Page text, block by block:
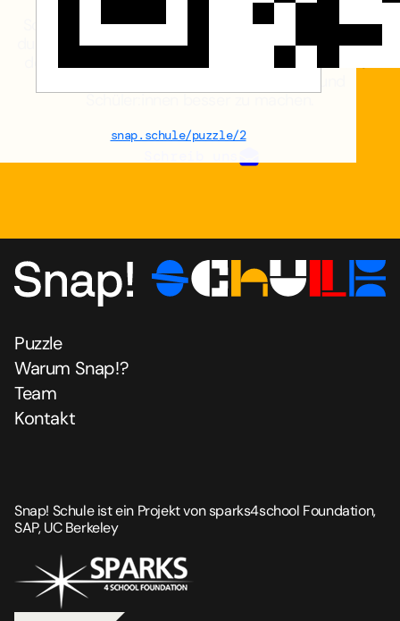
snap.schule/puzzle/2
Schreibe uns jederzeit gerne eine E-Mail – egal, ob
du Hilfe benötigst, Vorschläge hast oder uns einfach
Schüler:innen besser zu machen.
Puzzle
Warum Snap!?
Team
Kontakt
Snap! Schule ist ein Projekt von sparks4school Foundation,
SAP, UC Berkeley